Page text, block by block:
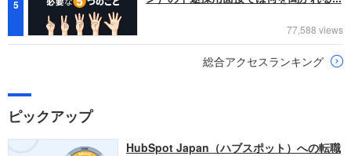
5
77,588 views
総合アクセスランキング
ピックアップ
HubSpot Japan（ハブスポット）への転職